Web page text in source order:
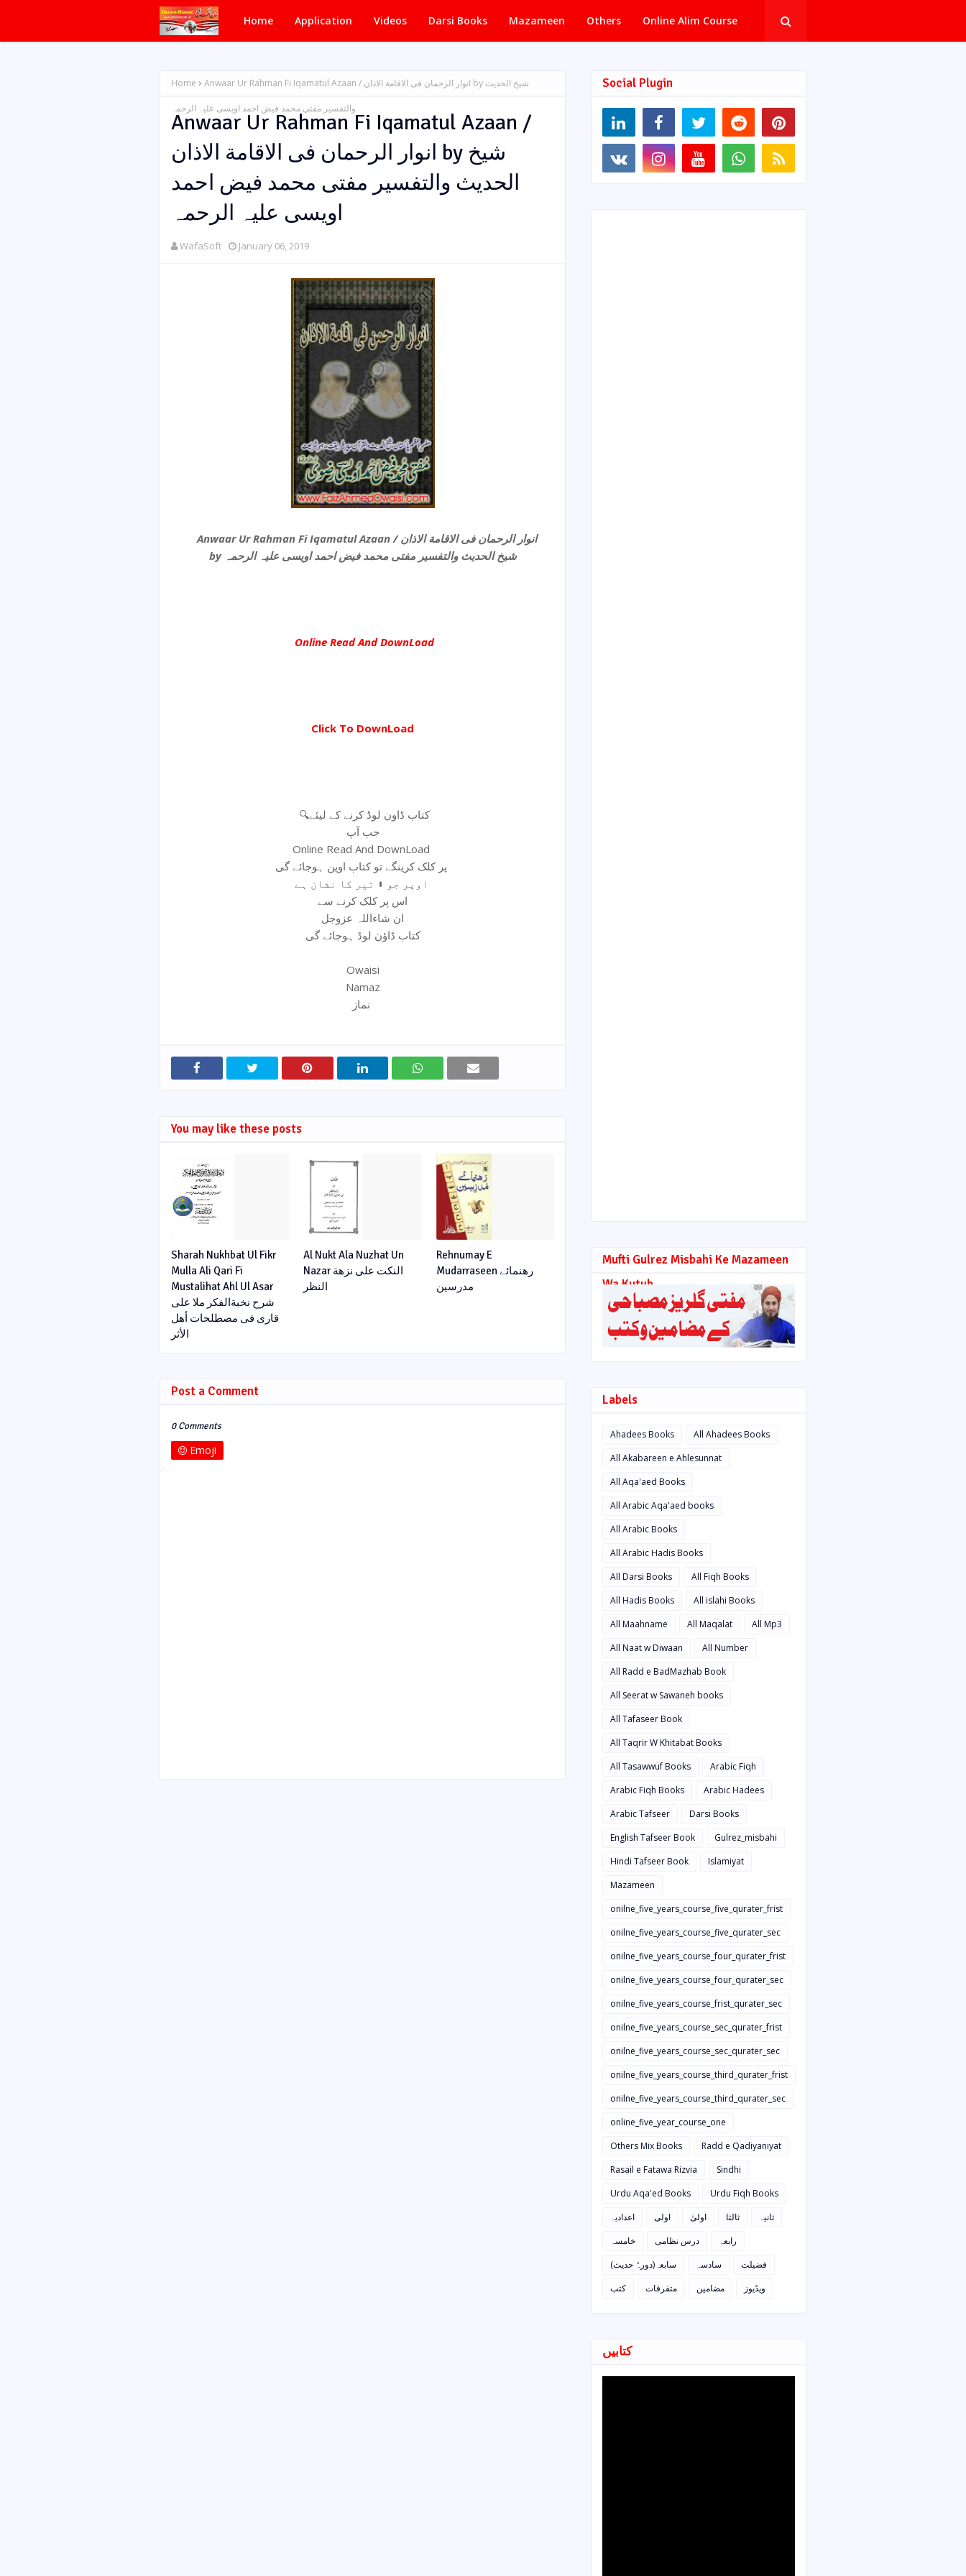
Home Application Videos Darsi Books Mazameen Others Online Alim Course
Home Anwaar Ur Rahman Fi Iqamatul Azaan / انوار الرحمان فی الاقامة الاذان by شیخ الحدیث
والتفسیر مفتی محمد فیض احمد اویسی علیہ الرحمہ
Anwaar Ur Rahman Fi Iqamatul Azaan /
انوار الرحمان فی الاقامة الاذان by شیخ
الحدیث والتفسیر مفتی محمد فیض احمد
اویسی علیہ الرحمہ
WafaSoft January 06, 2019
Anwaar Ur Rahman Fi Iqamatul Azaan / انوار الرحمان فی الاقامة الاذان
by شیخ الحدیث والتفسیر مفتی محمد فیض احمد اویسی علیہ الرحمہ
Online Read And DownLoad
Click To DownLoad
🔍کتاب ڈاون لوڈ کرنے کے لیئے
جب آپ
Online Read And DownLoad
اس پر کلک کرنے سے
ان شاءاللہ عزوجل
کتاب ڈاؤن لوڈ ہوجائے گی
Owaisi
Namaz
You may like these posts
Sharah Nukhbat Ul Fikr
Mulla Ali Qari Fi
Mustalihat Ahl Ul Asar
شرح نخبةالفکر ملا علی
قاری فی مصطلحات أھل
الأثر
Al Nukt Ala Nuzhat Un
Nazar النکت علی نزھة
النظر
Rehnumay E
Mudarraseen رهنمائے
مدرسین
Post a Comment
0 Comments
Emoji
Social Plugin
Mufti Gulrez Misbahi Ke Mazameen
Wa Kutub
Labels
Ahadees Books
All Ahadees Books
All Akabareen e Ahlesunnat
All Aqa'aed Books
All Arabic Aqa'aed books
All Arabic Books
All Arabic Hadis Books
All Darsi Books
All Fiqh Books
All Hadis Books
All islahi Books
All Maahname
All Maqalat
All Mp3
All Naat w Diwaan
All Number
All Radd e BadMazhab Book
All Seerat w Sawaneh books
All Tafaseer Book
All Taqrir W Khitabat Books
All Tasawwuf Books
Arabic Fiqh
Arabic Fiqh Books
Arabic Hadees
Arabic Tafseer
Darsi Books
English Tafseer Book
Gulrez_misbahi
Hindi Tafseer Book
Islamiyat
Mazameen
onilne_five_years_course_five_qurater_frist
onilne_five_years_course_five_qurater_sec
onilne_five_years_course_four_qurater_frist
onilne_five_years_course_four_qurater_sec
onilne_five_years_course_frist_qurater_sec
onilne_five_years_course_sec_qurater_frist
onilne_five_years_course_sec_qurater_sec
onilne_five_years_course_third_qurater_frist
onilne_five_years_course_third_qurater_sec
online_five_year_course_one
Others Mix Books
Radd e Qadiyaniyat
Rasail e Fatawa Rizvia
Sindhi
Urdu Aqa'ed Books
Urdu Fiqh Books
اعدادیہ
اولی اولیٰ ثالثا
ثانیہ
خامسہ
درس نظامی
رابعہ
سابعہ(دورہٌ حدیث)
سادسہ
فضیلت
کتب
متفرقات مضامین ویڈیوز
کتابیں